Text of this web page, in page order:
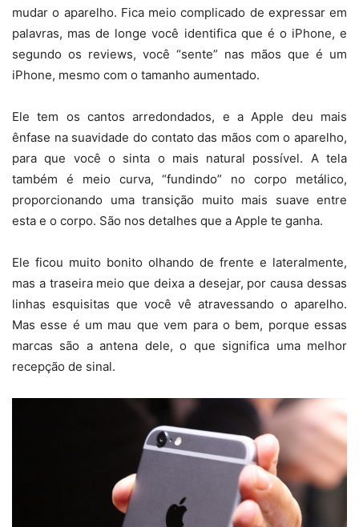
mudar o aparelho. Fica meio complicado de expressar em
palavras, mas de longe você identifica que é o iPhone, e
segundo os reviews, você “sente” nas mãos que é um
iPhone, mesmo com o tamanho aumentado.
Ele tem os cantos arredondados, e a Apple deu mais
ênfase na suavidade do contato das mãos com o aparelho,
para que você o sinta o mais natural possível. A tela
também é meio curva, “fundindo” no corpo metálico,
proporcionando uma transição muito mais suave entre
esta e o corpo. São nos detalhes que a Apple te ganha.
Ele ficou muito bonito olhando de frente e lateralmente,
mas a traseira meio que deixa a desejar, por causa dessas
linhas esquisitas que você vê atravessando o aparelho.
Mas esse é um mau que vem para o bem, porque essas
marcas são a antena dele, o que significa uma melhor
recepção de sinal.